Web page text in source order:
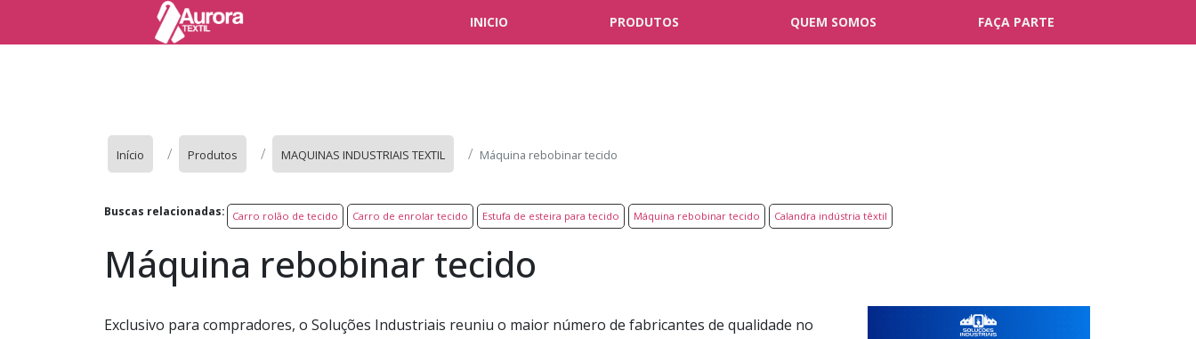
INICIO PRODUTOS QUEM SOMOS FAÇA PARTE
Início Produtos MAQUINAS INDUSTRIAIS TEXTIL Máquina rebobinar tecido
Buscas relacionadas: Carro rolão de tecido Carro de enrolar tecido Estufa de esteira para tecido Máquina rebobinar tecido Calandra indústria têxtil
Máquina rebobinar tecido
Exclusivo para compradores, o Soluções Industriais reuniu o maior número de fabricantes de qualidade no